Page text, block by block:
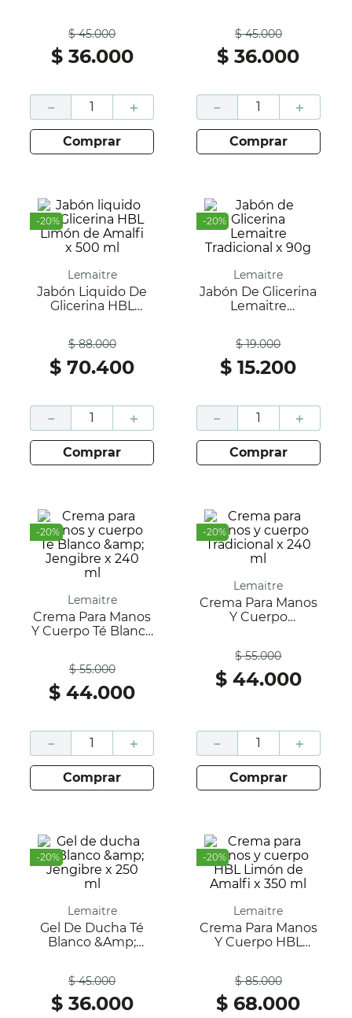
$ 45.000
$ 36.000
＋
－
comprar
$ 45.000
$ 36.000
＋
－
comprar
-20%
Lemaitre
Jabón Liquido De
Glicerina HBL
$ 88.000
$ 70.400
＋
－
comprar
-20%
Lemaitre
Jabón De Glicerina
Lemaitre
$ 19.000
$ 15.200
＋
－
comprar
-20%
Lemaitre
Crema Para Manos
Y Cuerpo Té Blanco
$ 55.000
$ 44.000
＋
－
comprar
-20%
Lemaitre
Crema Para Manos
Y Cuerpo
$ 55.000
$ 44.000
＋
－
comprar
-20%
Lemaitre
Gel De Ducha Té
Blanco &amp;
$ 45.000
$ 36.000
-20%
Lemaitre
Crema Para Manos
Y Cuerpo HBL
$ 85.000
$ 68.000